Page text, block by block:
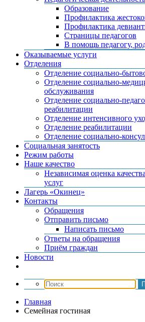
Образование
Профилактика
Профилактика
Страницы педагогов
В помощь педагогу,
Оказываемые услуги
Отделения
Отделение социально-
Отделение социально-
обслуживания
Отделение социально-
реабилитации
Отделение интенсивного
Отделение реабилитации
Отделение социально-
Социальная занятость
Режим работы
Наше качество
Независимая оценка
услуг
Лагерь «Окинец»
Контакты
Обращения
Отправить письмо
Написать письмо
Ответы на обращения
Приём граждан
Новости
Главная
Семейная гостиная